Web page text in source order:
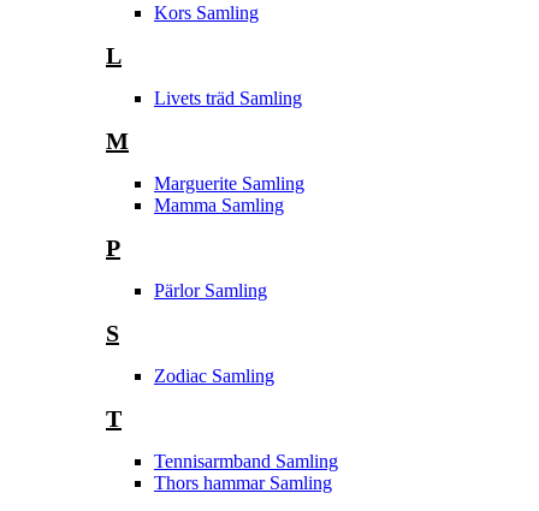
Kors Samling
L
Livets träd Samling
M
Marguerite Samling
Mamma Samling
P
Pärlor Samling
S
Zodiac Samling
T
Tennisarmband Samling
Thors hammar Samling